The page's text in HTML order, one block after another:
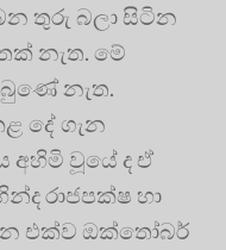
තුරු බලා සිටින
නැත. මේ
නැත.
දේ ගැන
වූයේ ද ඒ
රාජපක්ෂ හා
එක්ව ඔක්තෝබර්